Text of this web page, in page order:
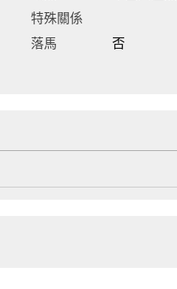
特殊關係
落馬
否